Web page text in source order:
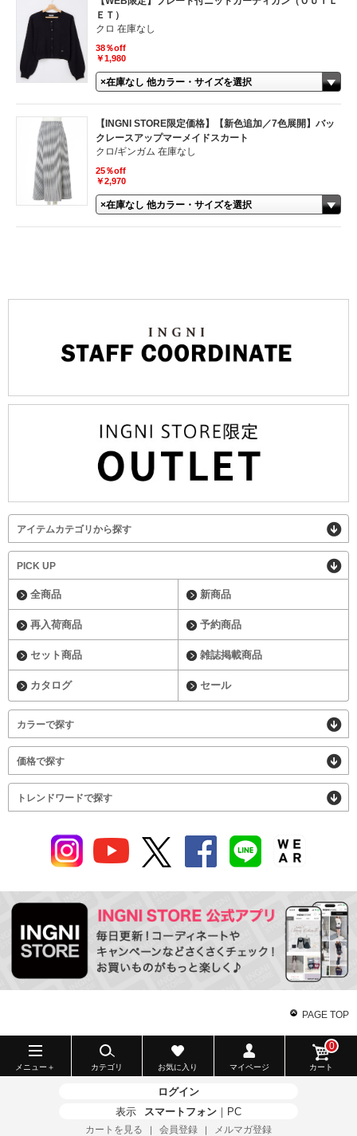
ＥＴ）
クロ 在庫なし
38％off
￥1,980
【INGNI STORE限定価格】【新色追加／7色展開】バッ
クレースアップマーメイドスカート
クロ/ギンガム 在庫なし
25％off
￥2,970
アイテムカテゴリから探す
PICK UP
全商品 新商品
再入荷商品 予約商品
セット商品 雑誌掲載商品
カタログ セール
カラーで探す
価格で探す
トレンドワードで探す
PAGE TOP
メニュー＋ カテゴリ お気に入り マイページ カート
0
ログイン
表示
スマートフォン ｜ PC
カートを見る 会員登録 メルマガ登録